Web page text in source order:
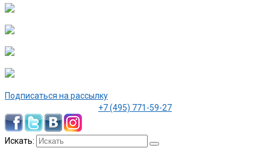
Подписаться на рассылку
+7 (495) 771-59-27
Искать: